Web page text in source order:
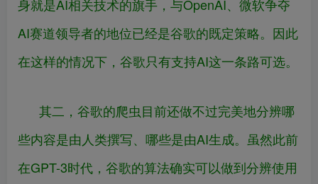
身就是AI相关技术的旗手，与OpenAI、微软争夺
AI赛道领导者的地位已经是谷歌的既定策略。因此
在这样的情况下，谷歌只有支持AI这一条路可选。
其二，谷歌的爬虫目前还做不过完美地分辨哪
些内容是由人类撰写、哪些是由AI生成。虽然此前
在GPT-3时代，谷歌的算法确实可以做到分辨使用